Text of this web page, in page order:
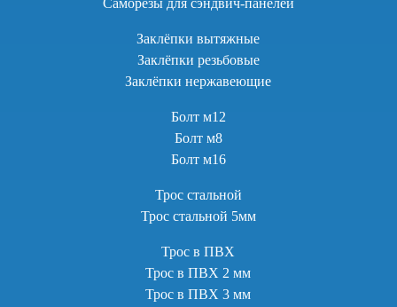
Саморезы для сэндвич-панелей
Заклёпки вытяжные
Заклёпки резьбовые
Заклёпки нержавеющие
Болт м12
Болт м8
Болт м16
Трос стальной
Трос стальной 5мм
Трос в ПВХ
Трос в ПВХ 2 мм
Трос в ПВХ 3 мм